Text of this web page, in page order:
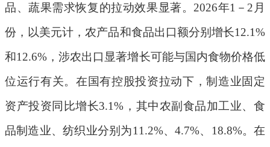
品、蔬果需求恢复的拉动效果显著。 2026年1 － 2 月
份，以美元计，农产品和食品出口额分别增长12.1%
和12.6% ，涉农出口显著增长可能与国内食物价格低
位运行有关。在国有控股投资拉动下，制造业固定
资产投资同比增长3.1% ，其中农副食品加工业、食
品制造业、纺织业分别为11.2%、4.7%、 18.8%。在